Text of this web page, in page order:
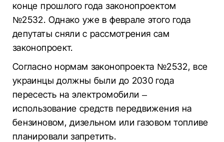
конце прошлого года законопроектом
№2532. Однако уже в феврале этого года
депутаты сняли с рассмотрения сам
законопроект.
Согласно нормам законопроекта №2532, все
украинцы должны были до 2030 года
пересесть на электромобили –
использование средств передвижения на
бензиновом, дизельном или газовом топливе
планировали запретить.